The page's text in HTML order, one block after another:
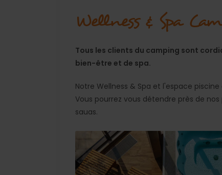
Wellness & Spa
Tous les clients du camping sont
bien-être et de spa.
Notre Wellness & Spa et l'espace
Vous pourrez vous détendre près de
sauas.